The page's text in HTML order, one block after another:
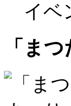
イベ
「ま